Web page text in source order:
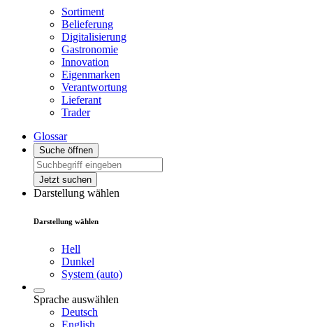
Sortiment
Belieferung
Digitalisierung
Gastronomie
Innovation
Eigenmarken
Verantwortung
Lieferant
Trader
Glossar
Suche öffnen
Jetzt suchen
Darstellung wählen
Darstellung wählen
Hell
Dunkel
System (auto)
Sprache auswählen
Deutsch
English